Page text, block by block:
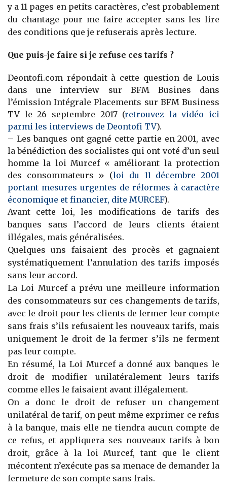
y a 11 pages en petits caractères, c’est probablement
du chantage pour me faire accepter sans les lire
des conditions que je refuserais après lecture.
Que puis-je faire si je refuse ces tarifs ?
Deontofi.com répondait à cette question de Louis
dans une interview sur BFM Busines dans
l’émission Intégrale Placements sur BFM Business
TV le 26 septembre 2017 (retrouvez la vidéo ici
parmi les interviews de Deontofi TV).
– Les banques ont gagné cette partie en 2001, avec
la bénédiction des socialistes qui ont voté d’un seul
homme la loi Murcef « améliorant la protection
des consommateurs » (loi du 11 décembre 2001
portant mesures urgentes de réformes à caractère
économique et financier, dite MURCEF).
Avant cette loi, les modifications de tarifs des
banques sans l’accord de leurs clients étaient
illégales, mais généralisées.
Quelques uns faisaient des procès et gagnaient
systématiquement l’annulation des tarifs imposés
sans leur accord.
La Loi Murcef a prévu une meilleure information
des consommateurs sur ces changements de tarifs,
avec le droit pour les clients de fermer leur compte
sans frais s’ils refusaient les nouveaux tarifs, mais
uniquement le droit de la fermer s’ils ne ferment
pas leur compte.
En résumé, la Loi Murcef a donné aux banques le
droit de modifier unilatéralement leurs tarifs
comme elles le faisaient avant illégalement.
On a donc le droit de refuser un changement
unilatéral de tarif, on peut même exprimer ce refus
à la banque, mais elle ne tiendra aucun compte de
ce refus, et appliquera ses nouveaux tarifs à bon
droit, grâce à la loi Murcef, tant que le client
mécontent n’exécute pas sa menace de demander la
fermeture de son compte sans frais.